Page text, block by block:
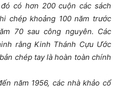
có hơn 200 cuộn các sách
chép khoảng 100 năm trước
70 sau công nguyên. Các
rằng Kinh Thánh Cựu Ước
chép tay là hoàn toàn chính
năm 1956, các nhà khảo cổ